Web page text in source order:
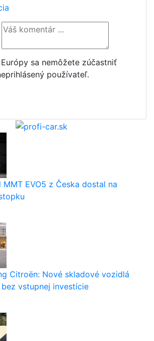
sa nemôžete zúčastniť
používateľ.
EVO5 z Česka dostal na
Citroën: Nové skladové vozidlá
vstupnej investície